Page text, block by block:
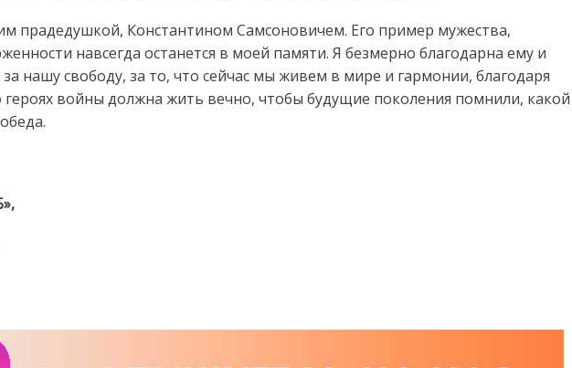
прадедушкой, Константином Самсоновичем. Его пример мужества,
навсегда останется в моей памяти. Я безмерно благодарна ему и
нашу свободу, за то, что сейчас мы живем в мире и гармонии, благодаря
героях войны должна жить вечно, чтобы будущие поколения помнили, какой